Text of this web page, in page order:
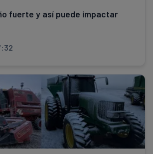
fuerte y así puede impactar